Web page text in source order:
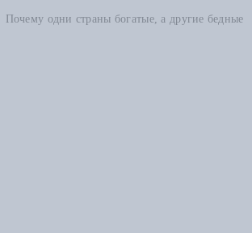
Почему одни страны богатые, а другие бедные